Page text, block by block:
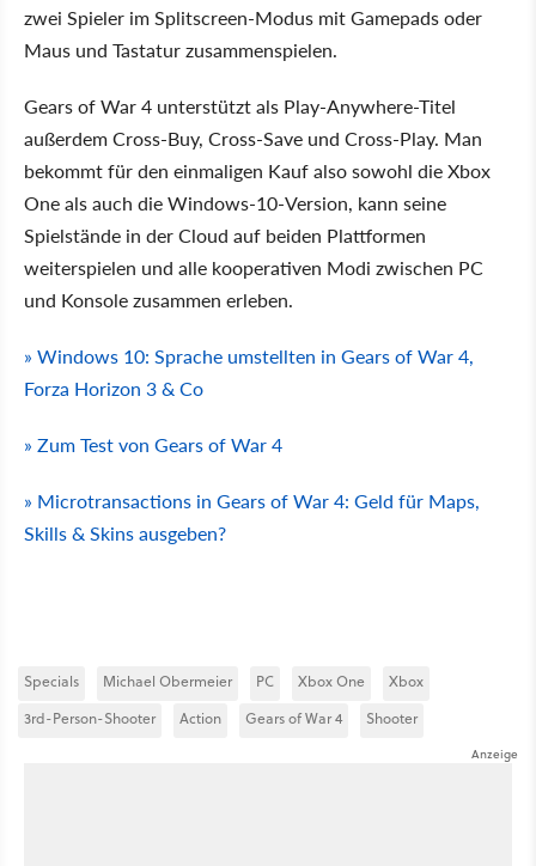
zwei Spieler im Splitscreen-Modus mit Gamepads oder
Maus und Tastatur zusammenspielen.
Gears of War 4 unterstützt als Play-Anywhere-Titel
außerdem Cross-Buy, Cross-Save und Cross-Play. Man
bekommt für den einmaligen Kauf also sowohl die Xbox
One als auch die Windows-10-Version, kann seine
Spielstände in der Cloud auf beiden Plattformen
weiterspielen und alle kooperativen Modi zwischen PC
und Konsole zusammen erleben.
» Windows 10: Sprache umstellten in Gears of War 4,
Forza Horizon 3 & Co
» Zum Test von Gears of War 4
» Microtransactions in Gears of War 4: Geld für Maps,
Skills & Skins ausgeben?
Specials Michael Obermeier PC Xbox One
Xbox
3rd-Person-Shooter
Action Gears of War 4 Shooter